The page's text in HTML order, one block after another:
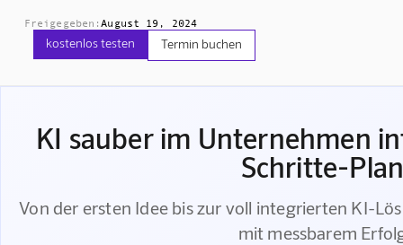
Freigegeben:August 19, 2024
kostenlos testen Termin buchen
KI sauber im Unternehmen
Schritte-
Von der ersten Idee bis zur voll integrierten KI-
mit messbarem